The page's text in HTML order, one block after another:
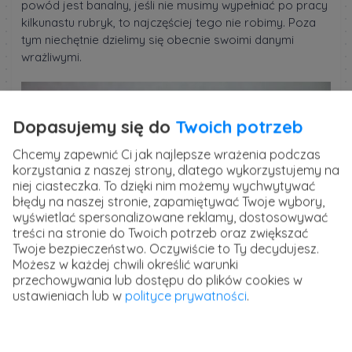
powód jest banalny, jeśli nie musimy wypełniać po pracy
kilkunastu rubryk, to najczęściej tego nie robimy. Poza
tym niechętnie dzielimy się obecnie swoimi danymi
wrażliwymi.
Długość formularza zależy od tego, jakich danych
Dopasujemy się do Twoich potrzeb
Chcemy zapewnić Ci jak najlepsze wrażenia podczas
korzystania z naszej strony, dlatego wykorzystujemy na
niej ciasteczka. To dzięki nim możemy wychwytywać
błędy na naszej stronie, zapamiętywać Twoje wybory,
wyświetlać spersonalizowane reklamy, dostosowywać
treści na stronie do Twoich potrzeb oraz zwiększać
Twoje bezpieczeństwo. Oczywiście to Ty decydujesz.
Możesz w każdej chwili określić warunki
przechowywania lub dostępu do plików cookies w
ustawieniach lub w polityce prywatności.